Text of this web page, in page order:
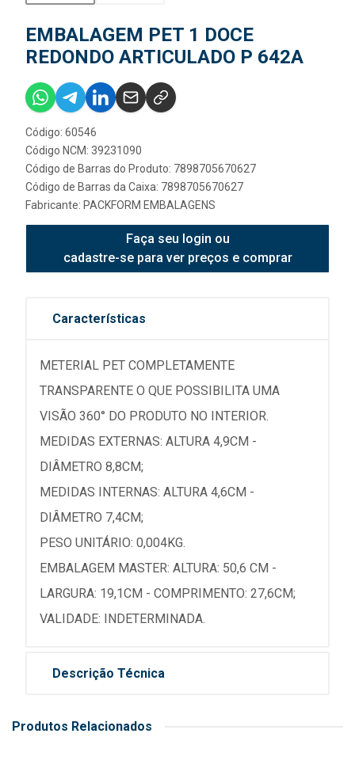
EMBALAGEM PET 1 DOCE
REDONDO ARTICULADO P 642A
Código: 60546
Código NCM: 39231090
Código de Barras do Produto: 7898705670627
Código de Barras da Caixa: 7898705670627
Fabricante: PACKFORM EMBALAGENS
Faça seu login ou
cadastre-se para ver preços e comprar
Características
METERIAL PET COMPLETAMENTE
TRANSPARENTE O QUE POSSIBILITA UMA
VISÃO 360° DO PRODUTO NO INTERIOR.
MEDIDAS EXTERNAS: ALTURA 4,9CM -
DIÂMETRO 8,8CM;
MEDIDAS INTERNAS: ALTURA 4,6CM -
DIÂMETRO 7,4CM;
PESO UNITÁRIO: 0,004KG.
EMBALAGEM MASTER: ALTURA: 50,6 CM -
LARGURA: 19,1CM - COMPRIMENTO: 27,6CM;
VALIDADE: INDETERMINADA.
Descrição Técnica
Produtos Relacionados